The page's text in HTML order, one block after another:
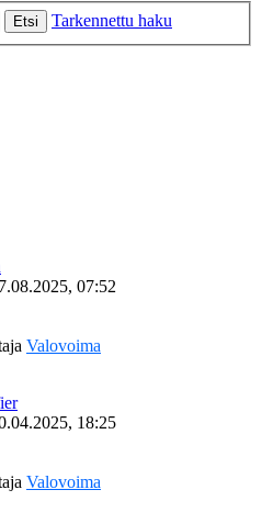
Etsi
Tarkennettu haku
07:52
Valovoima
18:25
Valovoima